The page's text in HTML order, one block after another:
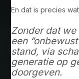
En dat is precies
Zonder dat
een
stand, via
generatie op
doorgeven.